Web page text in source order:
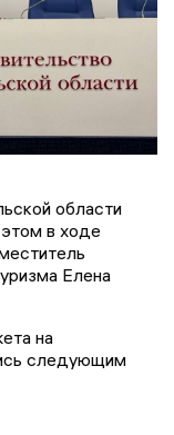
области
в ходе
Елена
на
следующим